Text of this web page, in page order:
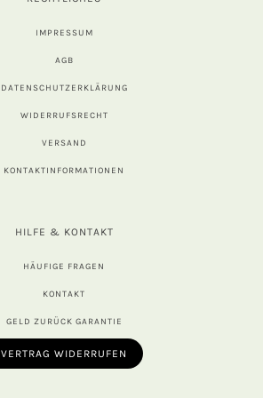
IMPRESSUM
AGB
DATENSCHUTZERKLÄRUNG
WIDERRUFSRECHT
VERSAND
KONTAKTINFORMATIONEN
HILFE & KONTAKT
HÄUFIGE FRAGEN
KONTAKT
GELD ZURÜCK GARANTIE
VERTRAG WIDERRUFEN